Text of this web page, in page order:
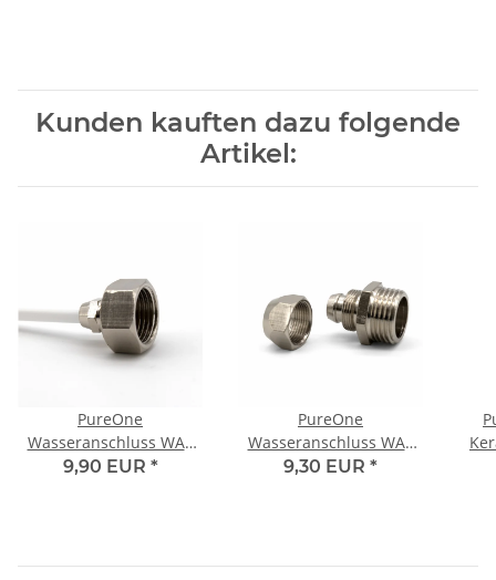
Kunden kauften dazu folgende
Artikel:
PureOne
Wasseranschluss WA3
1/2 Zoll IG auf 1/4" mit
9,90 EUR *
PureOne
Wasseranschluss WA8
1/2 Zoll AG auf 3/8"
9,30 EUR *